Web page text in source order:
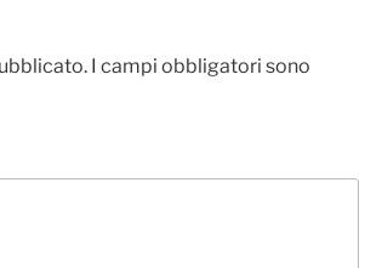
I campi obbligatori sono